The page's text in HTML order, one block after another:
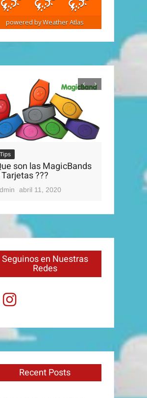
powered byWeather Atlas
Tips
Disney’s Magical Express
🚎
admin abril 11, 2020
Seguinos en Nuestras
Redes
Recent Posts